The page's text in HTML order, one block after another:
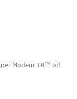
Modern 3.0™ od